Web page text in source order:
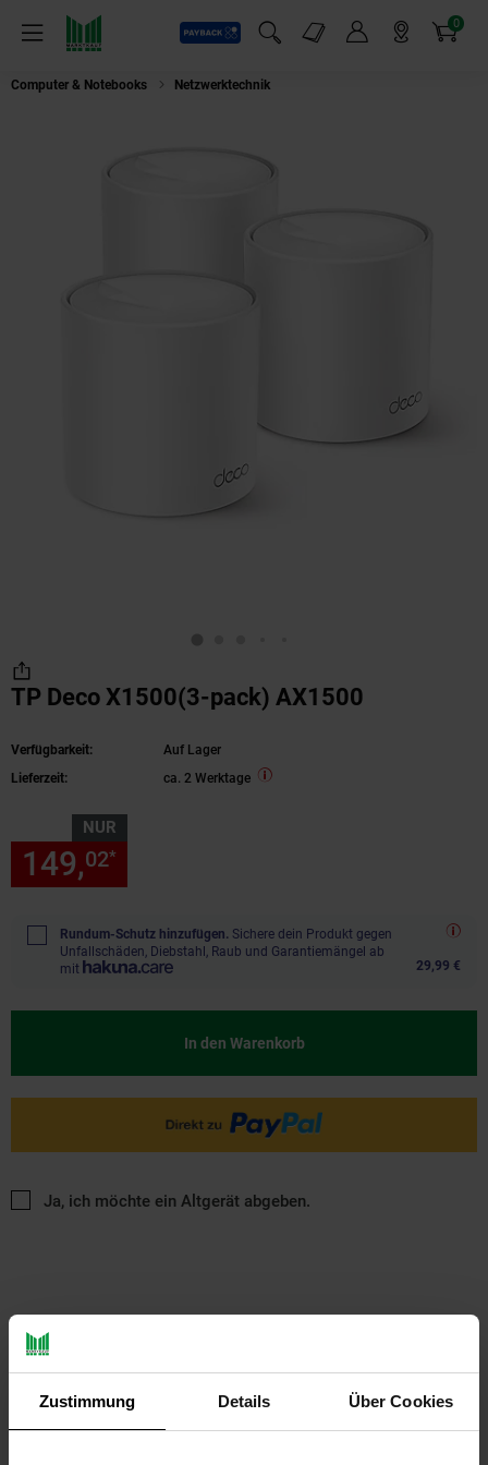
Zustimmung Details Über Cookies
Menü
Payback
Suchfeld einblenden
Markt-Angebote 0
Artikel
Computer & Notebooks Netzwerktechnik
TP Deco X1500(3-pack) AX1500
Verfügbarkeit:
Auf Lager
Lieferzeit:
ca. 2 Werktage
NUR
149,02*
Rundum-Schutz hinzufügen. Sichere dein Produkt gegen
Unfallschäden, Diebstahl, Raub und Garantiemängel ab
mit
29,99 €
In den Warenkorb
Ja, ich möchte ein Altgerät abgeben.
PAYBACK